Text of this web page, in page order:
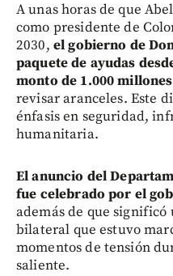
A unas horas de que
como presidente de
2030, el gobierno de
paquete de ayudas
monto de 1.000
revisar aranceles. Este
énfasis en seguridad,
humanitaria.
El anuncio del
fue celebrado por el
además de que
bilateral que estuvo
momentos de tensión
saliente.